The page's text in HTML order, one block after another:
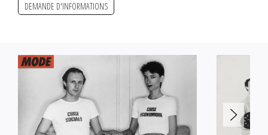
DEMANDE D'INFORMATIONS